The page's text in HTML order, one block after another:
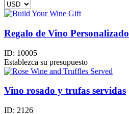
Regalo de Vino Personalizado
ID: 10005
Establezca su presupuesto
Vino rosado y trufas servidas
ID: 2126